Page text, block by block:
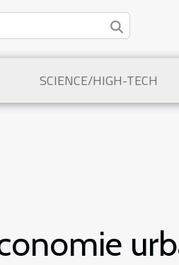
SCIENCE/HIGH-TECH